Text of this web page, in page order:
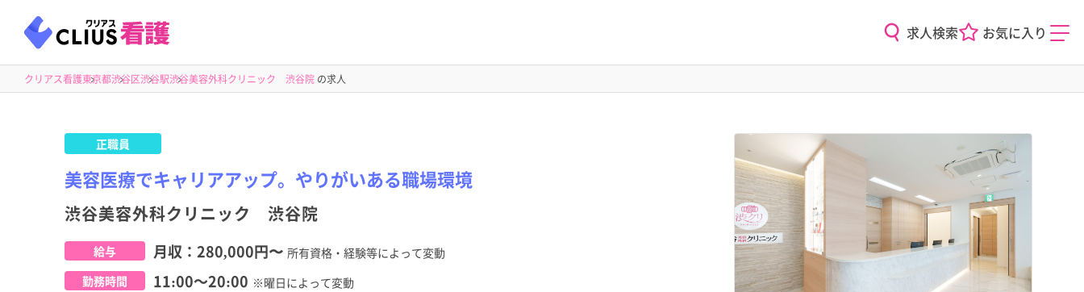
求人検索 お気に入り
クリアス看護東京都渋谷区渋谷駅渋谷美容外科クリニック 渋谷院 の求人
正職員
美容医療でキャリアアップ。やりがいある職場環境
渋谷美容外科クリニック 渋谷院
給与 月収： 280,000円〜 所有資格・経験等によって変動
勤務時間
11:00～20:00 ※曜日によって変動